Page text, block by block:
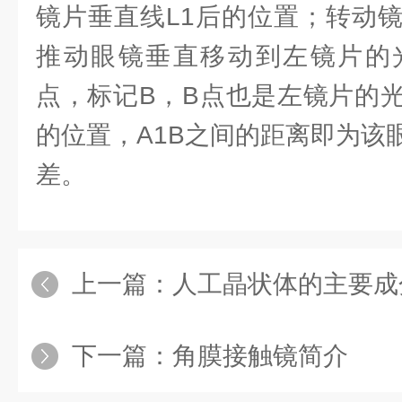
镜片垂直线L1后的位置；转动
推动眼镜垂直移动到左镜片的
点，标记B，B点也是左镜片的
的位置，A1B之间的距离即为该
差。
上一篇： 人工晶状体的主要
下一篇： 角膜接触镜简介